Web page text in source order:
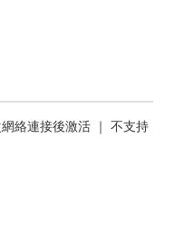
絡連接後激活 ｜ 不支持